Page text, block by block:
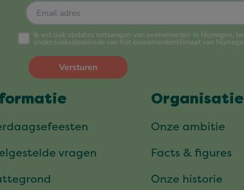
vragen
Organisatie
Onze ambitie
Facts & figures
Onze historie